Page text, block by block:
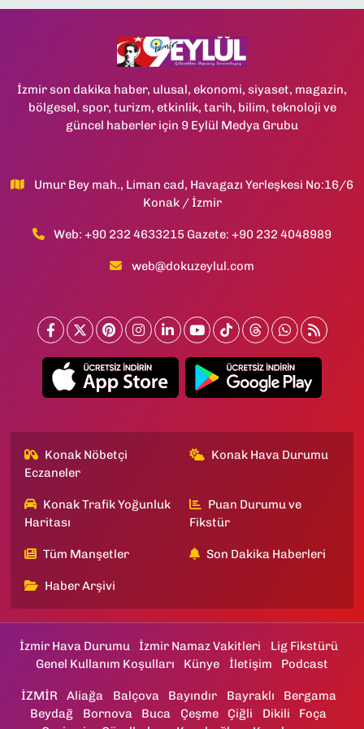
İzmir son dakika haber, ulusal, ekonomi, siyaset, magazin,
bölgesel, spor, turizm, etkinlik, tarih, bilim, teknoloji ve
güncel haberler için 9 Eylül Medya Grubu
Umur Bey mah., Liman cad, Havagazı Yerleşkesi No:16/6
Konak / İzmir
Web: +90 232 4633215 Gazete: +90 232 4048989
web@dokuzeylul.com
Konak Nöbetçi
Eczaneler
Konak Hava Durumu
Konak Trafik Yoğunluk
Haritası
Puan Durumu ve
Fikstür
Tüm Manşetler Son Dakika Haberleri
Haber Arşivi
İzmir Hava Durumu İzmir Namaz Vakitleri
Lig Fikstürü
Genel Kullanım Koşulları
Künye İletişim Podcast
İZMİR Aliağa Balçova Bayındır Bayraklı
Bergama
Beydağ
Bornova Buca Çeşme Çiğli Dikili
Foça